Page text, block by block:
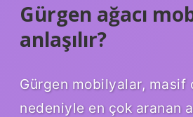
Gürgen ağacı
anlaşılır?
Gürgen mobilyalar, masif
nedeniyle en çok aranan